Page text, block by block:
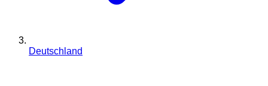
Deutschland